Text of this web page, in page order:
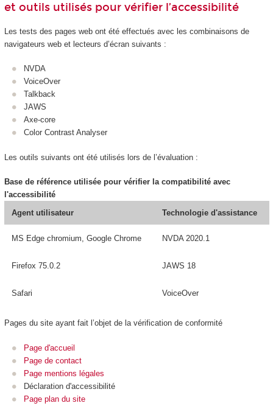
et outils utilisés pour vérifier l’accessibilité
Les tests des pages web ont été effectués avec les combinaisons de
navigateurs web et lecteurs d’écran suivants :
NVDA
VoiceOver
Talkback
JAWS
Axe-core
Color Contrast Analyser
Les outils suivants ont été utilisés lors de l’évaluation :
Base de référence utilisée pour vérifier la compatibilité avec
l'accessibilité
Agent utilisateur
Technologie d'assistance
MS Edge chromium, Google Chrome NVDA 2020.1
Firefox 75.0.2 JAWS 18
Safari VoiceOver
Pages du site ayant fait l’objet de la vérification de conformité
Page d'accueil
Page de contact
Page mentions légales
Déclaration d'accessibilité
Page plan du site